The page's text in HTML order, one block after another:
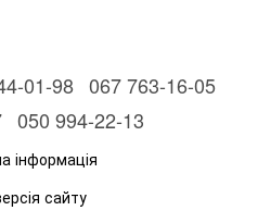
01-98 067 763-16-05
050 994-22-13
інформація
сайту